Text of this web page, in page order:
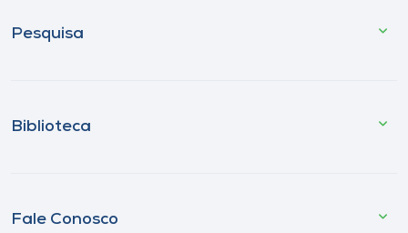
Pesquisa
Biblioteca
Fale Conosco